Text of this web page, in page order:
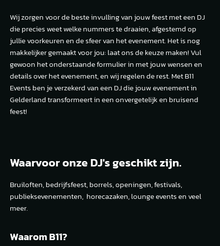
Wij zorgen voor de beste invulling van jouw feest met een DJ
die precies weet welke nummers te draaien, afgestemd op
jullie voorkeuren en de sfeer van het evenement. Het is nog
makkelijker gemaakt voor jou: laat ons de keuze maken! Vul
gewoon het onderstaande formulier in met jouw wensen en
details over het evenement, en wij regelen de rest. Met B11
Events ben je verzekerd van een DJ die jouw evenement in
Gelderland transformeert in een onvergetelijk en bruisend
feest!
Waarvoor onze DJ's geschikt zijn.
Bruiloften, bedrijfsfeest, borrels, openingen, festivals,
publieksevenementen, horecazaken, lounge events en veel
meer.
Waarom B11?